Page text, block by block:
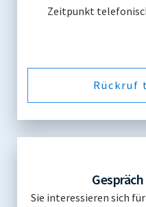
Zeitpunkt
Rückruf
Sie interessieren sich